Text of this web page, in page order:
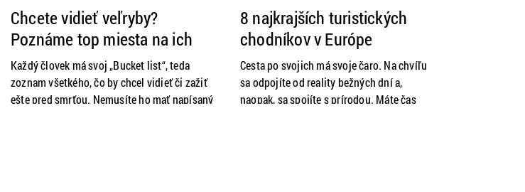
NOVINKY
ŠPANIELSKO
Chcete vidieť veľryby?
Poznáme top miesta na ich
pozorovanie
Každý človek má svoj „Bucket list“, teda
zoznam všetkého, čo by chcel vidieť či zažiť
ešte pred smrťou. Nemusíte ho mať napísaný
SLOVENSKO
ŠPANIELSKO
TALIANSKO
TIP NA VÝLET
ZAHRANIČIE
8 najkrajších turistických
chodníkov v Európe
Cesta po svojich má svoje čaro. Na chvíľu
sa odpojíte od reality bežných dní a,
naopak, sa spojíte s prírodou. Máte čas